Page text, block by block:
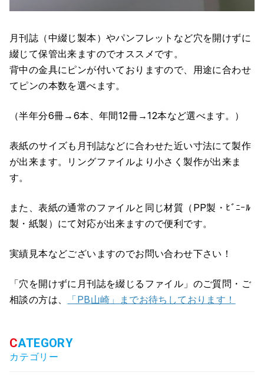
月刊誌（中綴じ製本）やパンフレットなど穴を開けずに
綴じて保管出来ますのでオススメです。
背中の金具にピンが付いておりますので、用途に合わせ
てピンの本数を選べます。
（半年分6冊→6本、年間12冊→12本など選べます。）
表紙のサイズも月刊誌などに合わせた近い寸法にて製作
が出来ます。リングファイルより小さく製作が出来ま
す。
また、表紙の通常のファイルと同じ材質（PP製・ﾋﾞﾆｰﾙ
製・紙製）にて対応が出来ますので便利です。
実績見本などございますのでお問い合わせ下さい！
「穴を開けずに月刊誌を綴じるファイル」のご質問・ご
相談の方は、
「PB山崎」までお待ちしております！
カテゴリー